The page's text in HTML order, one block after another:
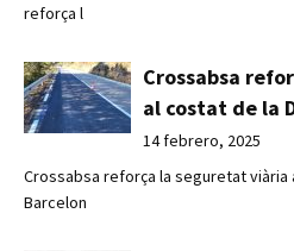
reforça l
Crossabsa
al costat de la
14 febrero, 2025
Crossabsa reforça la seguretat
Barcelon